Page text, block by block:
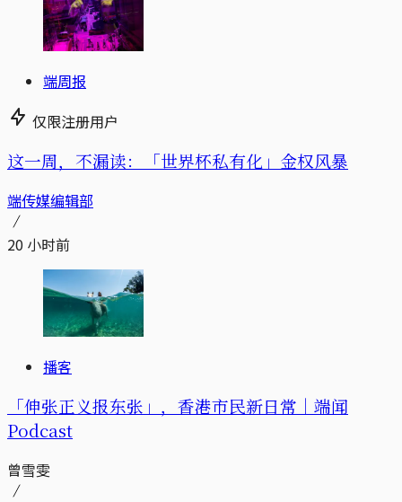
端周报
仅限注册用户
这一周，不漏读：「世界杯私有化」金权风暴
端传媒编辑部
20 小时前
播客
「伸张正义报东张」，香港市民新日常｜端闻
Podcast
曾雪雯